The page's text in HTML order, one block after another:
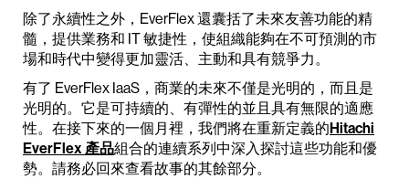
除了永續性之外，EverFlex 還囊括了未來友善功能的精
髓，提供業務和 IT 敏捷性，使組織能夠在不可預測的市
場和時代中變得更加靈活、主動和具有競爭力。
有了 EverFlex IaaS，商業的未來不僅是光明的，而且是
光明的。它是可持續的、有彈性的並且具有無限的適應
性。在接下來的一個月裡，我們將在重新定義的Hitachi
EverFlex 產品組合的連續系列中深入探討這些功能和優
勢。請務必回來查看故事的其餘部分。